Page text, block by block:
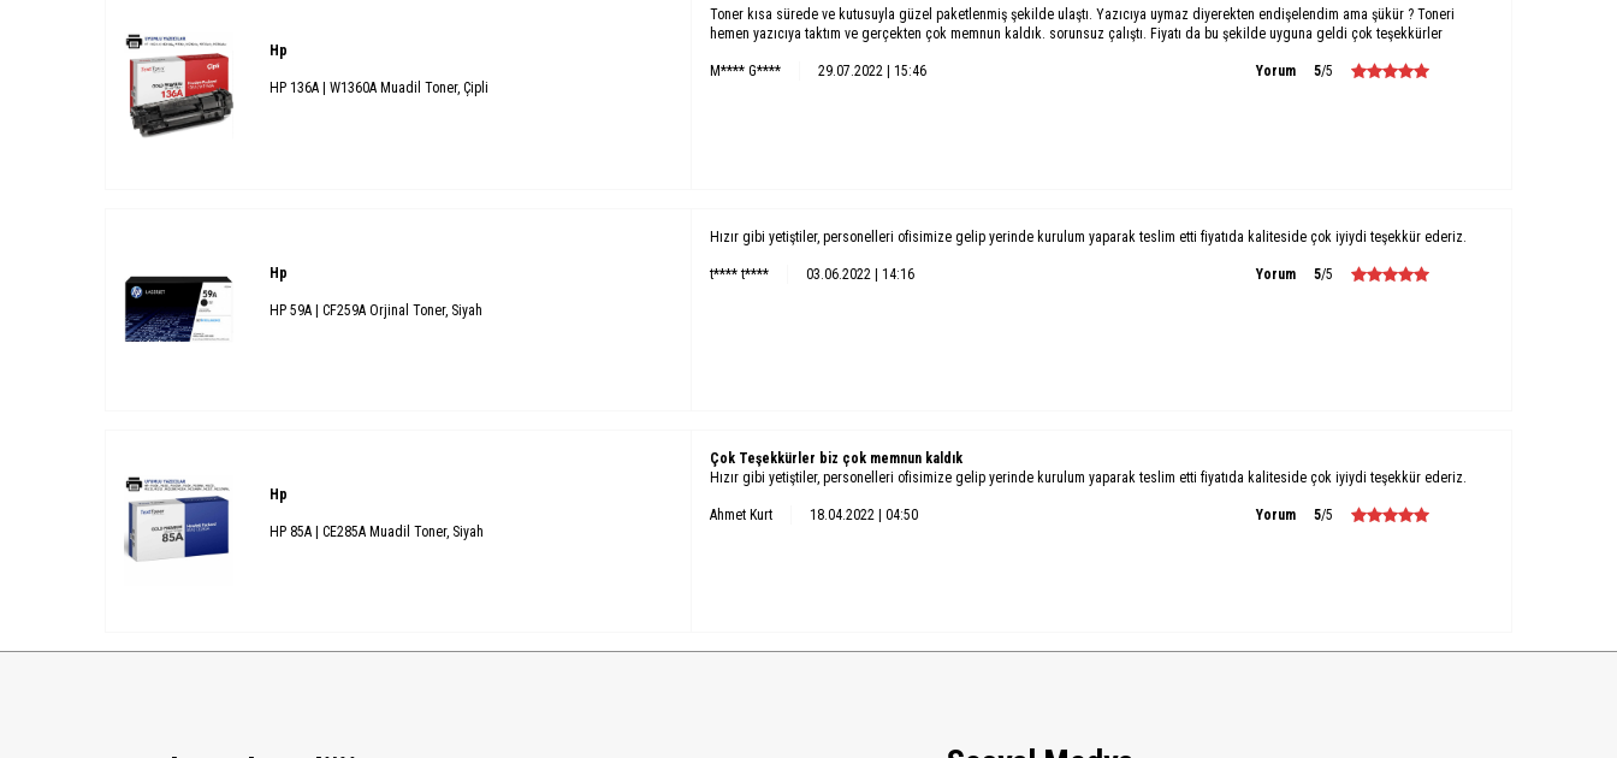
Hp
HP 136A | W1360A Muadil Toner, Çipli
Toner kısa sürede ve kutusuyla güzel paketlenmiş şekilde ulaştı. Yazıcıya uymaz diyerekten endişelendim ama şükür ? Toneri
hemen yazıcıya taktım ve gerçekten çok memnun kaldık. sorunsuz çalıştı. Fiyatı da bu şekilde uyguna geldi çok teşekkürler
M**** G**** 29.07.2022 | 15:46 Yorum 5/5
Hp
HP 59A | CF259A Orjinal Toner, Siyah
Hızır gibi yetiştiler, personelleri ofisimize gelip yerinde kurulum yaparak teslim etti fiyatıda kaliteside çok iyiydi teşekkür ederiz.
t**** t**** 03.06.2022 | 14:16 Yorum 5/5
Hp
HP 85A | CE285A Muadil Toner, Siyah
Çok Teşekkürler biz çok memnun kaldık
Hızır gibi yetiştiler, personelleri ofisimize gelip yerinde kurulum yaparak teslim etti fiyatıda kaliteside çok iyiydi teşekkür ederiz.
Ahmet Kurt 18.04.2022 | 04:50 Yorum 5/5